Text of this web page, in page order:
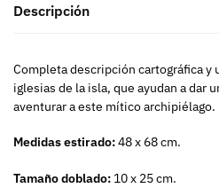
Descripción
Completa descripción cartográfica y
iglesias de la isla, que ayudan a dar
aventurar a este mítico archipiélago.
Medidas estirado:48 x 68 cm.
Tamaño doblado: 10 x 25 cm.